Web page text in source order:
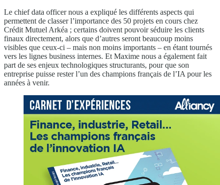
Le chief data officer nous a expliqué les différents aspects qui
permettent de classer l’importance des 50 projets en cours chez
Crédit Mutuel Arkéa ; certains doivent pouvoir séduire les clients
finaux directement, alors que d’autres seront beaucoup moins
visibles que ceux-ci – mais non moins importants – en étant tournés
vers les lignes business internes. Et Maxime nous a également fait
part de ses enjeux technologiques structurants, pour que son
entreprise puisse rester l’un des champions français de l’IA pour les
années à venir.